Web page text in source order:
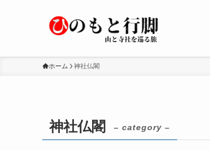
ホーム 神社仏閣
神社仏閣 – category –